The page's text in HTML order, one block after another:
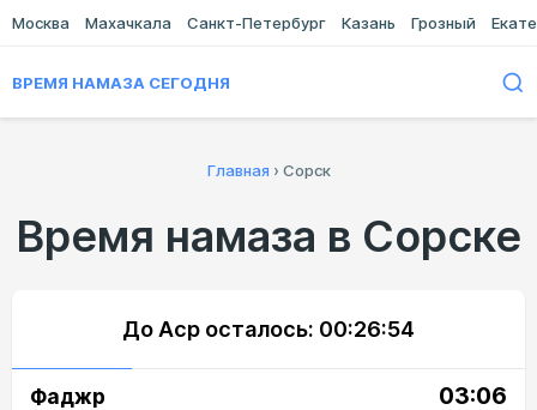
Москва Махачкала Санкт-Петербург Казань Грозный
ВРЕМЯ НАМАЗА СЕГОДНЯ
Главная › Сорск
Время намаза в Сорске
До Аср осталось: 00:26:54
Фаджр 03:06